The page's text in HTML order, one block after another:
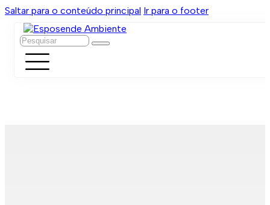
Saltar para o conteúdo principal Ir para o footer
Pesquisar